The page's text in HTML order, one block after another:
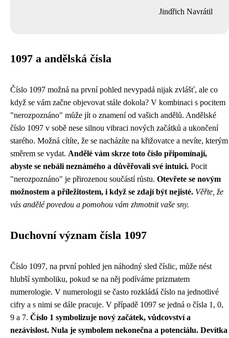
Jindřich Navrátil
1097 a andělská čísla
Číslo 1097 možná na první pohled nevypadá nijak zvlášť, ale co
když se vám začne objevovat stále dokola? V kombinaci s pocitem
"nerozpoznáno" může jít o znamení od vašich andělů. Andělské
číslo 1097 v sobě nese silnou vibraci nových začátků a ukončení
starého. Možná cítíte, že se nacházíte na křižovatce a nevíte, kterým
směrem se vydat. Andělé vám skrze toto číslo připomínají,
abyste se nebáli neznámého a důvěřovali své intuici. Pocit
"nerozpoznáno" je přirozenou součástí růstu. Otevřete se novým
možnostem a příležitostem, i když se zdají být nejisté. Věřte, že
vás andělé povedou a pomohou vám zhmotnit vaše sny.
Duchovní význam čísla 1097
Číslo 1097, na první pohled jen náhodný sled číslic, může nést
hlubší symboliku, pokud se na něj podíváme prizmatem
numerologie. V numerologii se často rozkládá číslo na jednotlivé
cifry a s nimi se dále pracuje. V případě 1097 se jedná o čísla 1, 0,
9 a 7. Číslo 1 symbolizuje nový začátek, vůdcovství a
nezávislost. Nula je symbolem nekonečna a potenciálu. Devítka